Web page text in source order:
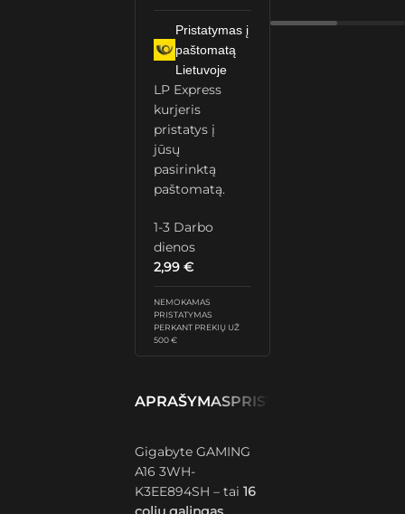
Pristatymas į
paštomatą
Lietuvoje
LP Express
kurjeris
pristatys į
jūsų
pasirinktą
paštomatą.
1-3 Darbo
dienos
2,99€
NEMOKAMAS
PRISTATYMAS
PERKANT PREKIŲ UŽ
500 €
APRAŠYMASPRISTATYMAS IR
Gigabyte GAMING
A16 3WH-
K3EE894SH – tai16